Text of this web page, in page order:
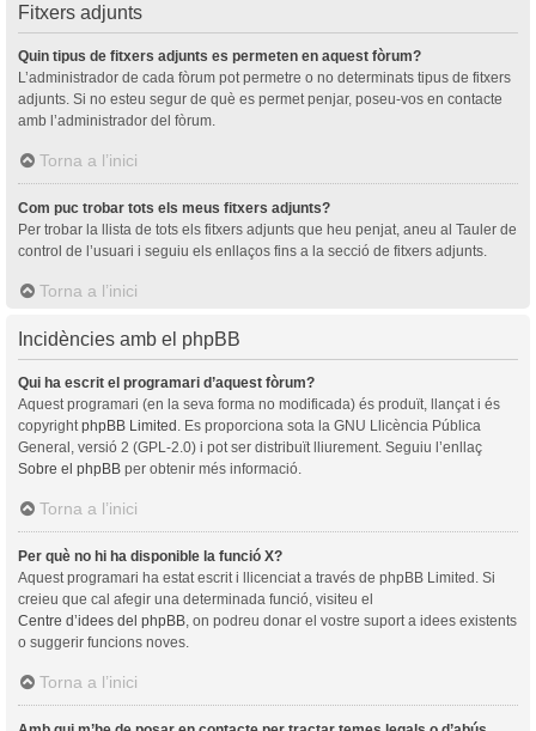
Fitxers adjunts
Quin tipus de fitxers adjunts es permeten en aquest fòrum?
L’administrador de cada fòrum pot permetre o no determinats tipus de fitxers
adjunts. Si no esteu segur de què es permet penjar, poseu-vos en contacte
amb l’administrador del fòrum.
Torna a l’inici
Com puc trobar tots els meus fitxers adjunts?
Per trobar la llista de tots els fitxers adjunts que heu penjat, aneu al Tauler de
control de l’usuari i seguiu els enllaços fins a la secció de fitxers adjunts.
Torna a l’inici
Incidències amb el phpBB
Qui ha escrit el programari d’aquest fòrum?
Aquest programari (en la seva forma no modificada) és produït, llançat i és
copyright phpBB Limited . Es proporciona sota la GNU Llicència Pública
General, versió 2 (GPL-2.0) i pot ser distribuït lliurement. Seguiu l’enllaç
Sobre el phpBB per obtenir més informació.
Torna a l’inici
Per què no hi ha disponible la funció X?
Aquest programari ha estat escrit i llicenciat a través de phpBB Limited. Si
creieu que cal afegir una determinada funció, visiteu el
Centre d’idees del phpBB , on podreu donar el vostre suport a idees existents
o suggerir funcions noves.
Torna a l’inici